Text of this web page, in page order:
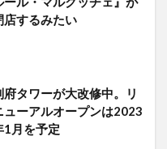
店するみたい
府タワーが大改修中。リ
ューアルオープンは2023
1月を予定